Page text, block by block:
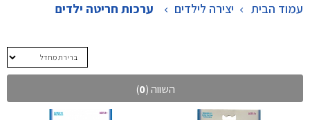
עמוד הבית יצירה לילדים > ערכות חריטה ילדים
השווה (0
)